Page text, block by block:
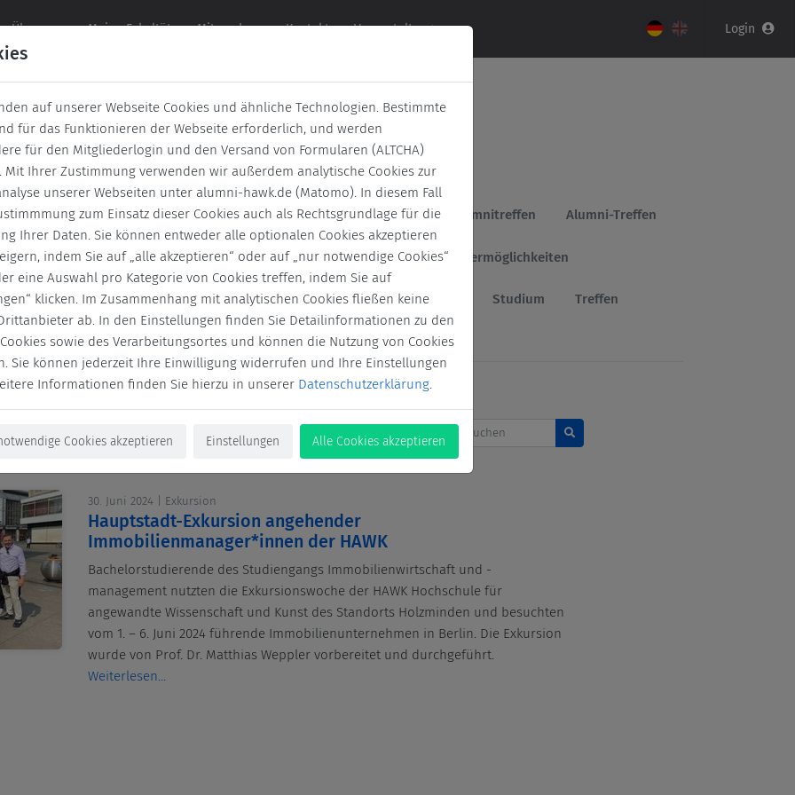
Über uns Meine Fakultät Mitmachen Kontakt Veranstaltungen DeutschEnglish Login
News
Zurück
Abschlussfeiern Absolventen Absolvent*innen Alumnitreffen Alumni-Treffen
Austausch Auszeichnung Charity Exkursion Fördermöglichkeiten
Mentoring Preis Preise Stellenangeote Stipendien Studium Treffen
Veranstaltung Vorlesung Wettbewerb
News durchsuchen
30. Juni 2024 | Exkursion
Hauptstadt-Exkursion angehender
Immobilienmanager*innen der HAWK
Bachelorstudierende des Studiengangs Immobilienwirtschaft und -
management nutzten die Exkursionswoche der HAWK Hochschule für
angewandte Wissenschaft und Kunst des Standorts Holzminden und besuchten
vom 1. – 6. Juni 2024 führende Immobilienunternehmen in Berlin. Die Exkursion
wurde von Prof. Dr. Matthias Weppler vorbereitet und durchgeführt.
Weiterlesen...
auf unserer Webseite Cookies und ähnliche Technologien. Bestimmte
für das Funktionieren der Webseite erforderlich, und werden
für den Mitgliederlogin und den Versand von Formularen (ALTCHA)
Mit Ihrer Zustimmung verwenden wir außerdem analytische Cookies zur
unserer Webseiten unter alumni-hawk.de (Matomo). In diesem Fall
zum Einsatz dieser Cookies auch als Rechtsgrundlage für die
Ihrer Daten. Sie können entweder alle optionalen Cookies akzeptieren
indem Sie auf „alle akzeptieren“ oder auf „nur notwendige Cookies“
eine Auswahl pro Kategorie von Cookies treffen, indem Sie auf
klicken. Im Zusammenhang mit analytischen Cookies fließen keine
ab. In den Einstellungen finden Sie Detailinformationen zu den
sowie des Verarbeitungsortes und können die Nutzung von Cookies
Sie können jederzeit Ihre Einwilligung widerrufen und Ihre Einstellungen
Informationen finden Sie hierzu in unserer Datenschutzerklärung.
Cookies akzeptieren Einstellungen Alle Cookies akzeptieren